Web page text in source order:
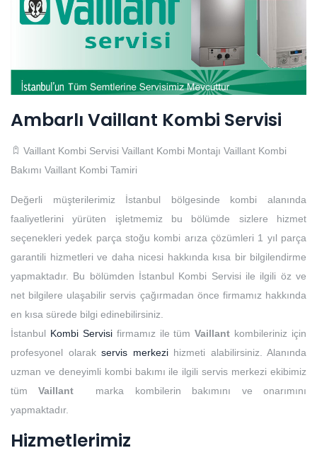
Ambarlı Vaillant Kombi Servisi
Vaillant Kombi Servisi Vaillant Kombi Montajı Vaillant Kombi
Bakımı Vaillant Kombi Tamiri
Değerli müşterilerimiz İstanbul bölgesinde kombi alanında
faaliyetlerini yürüten işletmemiz bu bölümde sizlere hizmet
seçenekleri yedek parça stoğu kombi arıza çözümleri 1 yıl parça
garantili hizmetleri ve daha nicesi hakkında kısa bir bilgilendirme
yapmaktadır. Bu bölümden İstanbul Kombi Servisi ile ilgili öz ve
net bilgilere ulaşabilir servis çağırmadan önce firmamız hakkında
en kısa sürede bilgi edinebilirsiniz.
İstanbul Kombi Servisi firmamız ile tümVaillant kombileriniz için
profesyonel olarak servis merkezihizmeti alabilirsiniz. Alanında
uzman ve deneyimli kombi bakımı ile ilgili servis merkezi ekibimiz
tümVaillant marka kombilerin bakımını ve onarımını
yapmaktadır.
Hizmetlerimiz